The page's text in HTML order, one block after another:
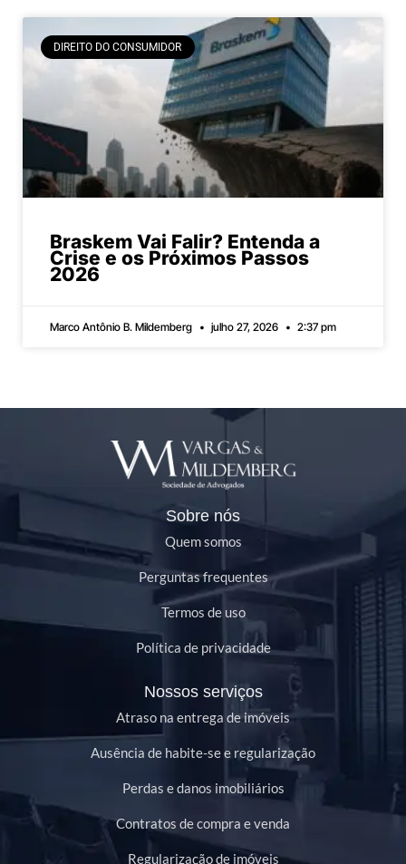
DIREITO DO CONSUMIDOR
Braskem Vai Falir? Entenda a
Crise e os Próximos Passos
2026
Marco Antônio B. Mildemberg julho 27, 2026 2:37 pm
Sobre nós
Quem somos
Perguntas frequentes
Termos de uso
Política de privacidade
Nossos serviços
Atraso na entrega de imóveis
Ausência de habite-se e regularização
Perdas e danos imobiliários
Contratos de compra e venda
Regularização de imóveis